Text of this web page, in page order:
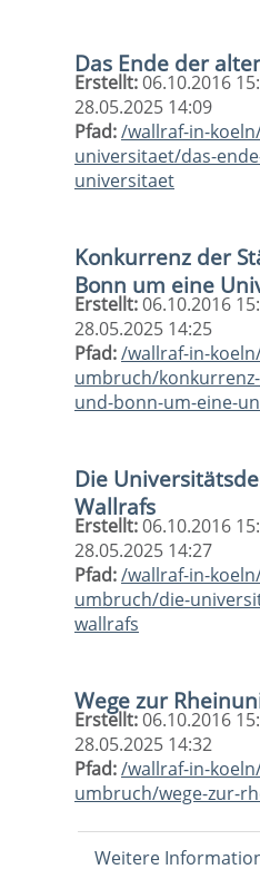
Das Ende der
Erstellt:06.10.2016
28.05.2025 14:09
Pfad:/wallraf-in-
universitaet/das-
universitaet
Konkurrenz der
Bonn um eine
Erstellt:06.10.2016
28.05.2025 14:25
Pfad:/wallraf-in-
umbruch/
und-bonn-um-eine-
Die
Wallrafs
Erstellt:06.10.2016
28.05.2025 14:27
Pfad:/wallraf-in-
umbruch/die-
wallrafs
Wege zur
Erstellt:06.10.2016
28.05.2025 14:32
Pfad:/wallraf-in-
umbruch/wege-zur-
Weitere